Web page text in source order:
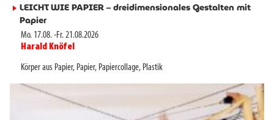
► LEICHT WIE PAPIER – dreidimensionales Gestalten mit
Papier
Mo. 17.08.-Fr. 21.08.2026
Harald Knöfel
Körper aus Papier, Papier, Papiercollage, Plastik